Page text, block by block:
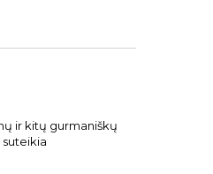
ir kitų gurmaniškų